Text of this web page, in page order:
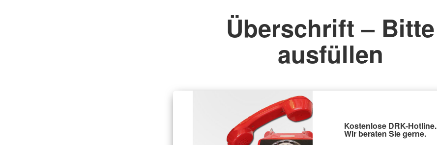
Überschrift – Bitte
ausfüllen
Kostenlose DRK-Hotline.
Wir beraten Sie gerne.